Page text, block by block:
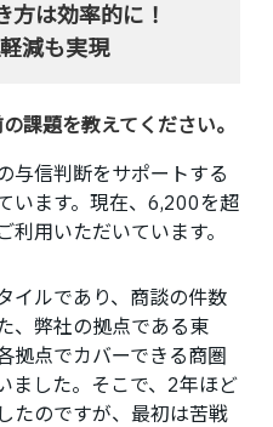
方は効率的に！
減も実現
課題を教えてください。
与信判断をサポートする
います。現在、6,200を超
用いただいています。
イルであり、商談の件数
、弊社の拠点である東
拠点でカバーできる商圏
ました。そこで、2年ほど
たのですが、最初は苦戦